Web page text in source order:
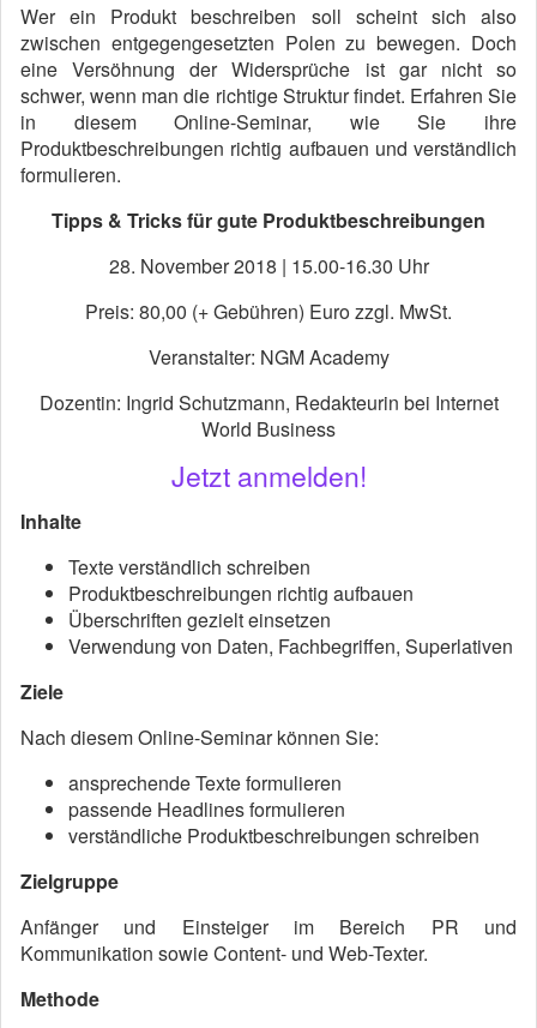
Wer ein Produkt beschreiben soll scheint sich also
zwischen entgegengesetzten Polen zu bewegen. Doch
eine Versöhnung der Widersprüche ist gar nicht so
schwer, wenn man die richtige Struktur findet. Erfahren Sie
in diesem Online-Seminar, wie Sie ihre
Produktbeschreibungen richtig aufbauen und verständlich
formulieren.
Tipps & Tricks für gute Produktbeschreibungen
28. November 2018 | 15.00-16.30 Uhr
Preis: 80,00 (+ Gebühren) Euro zzgl. MwSt.
Veranstalter: NGM Academy
Dozentin: Ingrid Schutzmann, Redakteurin bei Internet
World Business
Jetzt anmelden!
Inhalte
Texte verständlich schreiben
Produktbeschreibungen richtig aufbauen
Überschriften gezielt einsetzen
Verwendung von Daten, Fachbegriffen, Superlativen
Ziele
Nach diesem Online-Seminar können Sie:
ansprechende Texte formulieren
passende Headlines formulieren
verständliche Produktbeschreibungen schreiben
Zielgruppe
Anfänger und Einsteiger im Bereich PR und
Kommunikation sowie Content- und Web-Texter.
Methode